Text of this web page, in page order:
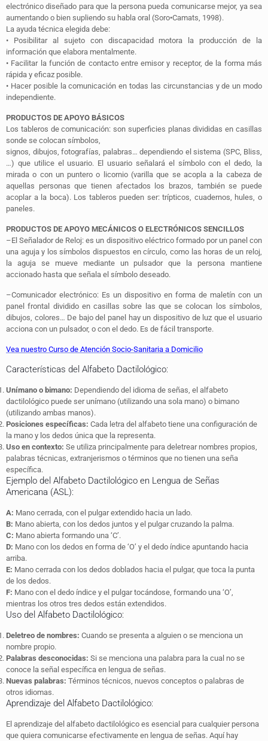
electrónico diseñado para que la persona pueda comunicarse mejor, ya sea
aumentando o bien supliendo su habla oral (Soro•Camats, 1998).
La ayuda técnica elegida debe:
• Posibilitar al sujeto con discapacidad motora la producción de la
información que elabora mentalmente.
• Facilitar la función de contacto entre emisor y receptor, de la forma más
rápida y eficaz posible.
• Hacer posible la comunicación en todas las circunstancias y de un modo
independiente.
PRODUCTOS DE APOYO BÁSICOS
Los tableros de comunicación: son superficies planas divididas en casillas
sonde se colocan símbolos,
signos, dibujos, fotografías, palabras… dependiendo el sistema (SPC, Bliss,
…) que utilice el usuario. El usuario señalará el símbolo con el dedo, la
mirada o con un puntero o licornio (varilla que se acopla a la cabeza de
aquellas personas que tienen afectados los brazos, también se puede
acoplar a la boca). Los tableros pueden ser: trípticos, cuadernos, hules, o
paneles.
PRODUCTOS DE APOYO MECÁNICOS O ELECTRÓNICOS SENCILLOS
–El Señalador de Reloj:es un dispositivo eléctrico formado por un panel con
una aguja y los símbolos dispuestos en círculo, como las horas de un reloj,
la aguja se mueve mediante un pulsador que la persona mantiene
accionado hasta que señala el símbolo deseado.
–Comunicador electrónico: Es un dispositivo en forma de maletín con un
panel frontal dividido en casillas sobre las que se colocan los símbolos,
dibujos, colores… De bajo del panel hay un dispositivo de luz que el usuario
acciona con un pulsador, o con el dedo. Es de fácil transporte.
Vea nuestro Curso de Atención Socio-Sanitaria a Domicilio
Características del Alfabeto Dactilológico:
Unímano o bimano: Dependiendo del idioma de señas, el alfabeto
dactilológico puede ser unímano (utilizando una sola mano) o bimano
(utilizando ambas manos).
Posiciones específicas: Cada letra del alfabeto tiene una configuración de
la mano y los dedos única que la representa.
Uso en contexto: Se utiliza principalmente para deletrear nombres propios,
palabras técnicas, extranjerismos o términos que no tienen una seña
específica.
Ejemplo del Alfabeto Dactilológico en Lengua de Señas
Americana (ASL):
A: Mano cerrada, con el pulgar extendido hacia un lado.
B: Mano abierta, con los dedos juntos y el pulgar cruzando la palma.
C: Mano abierta formando una ‘C’.
D: Mano con los dedos en forma de ‘O’ y el dedo índice apuntando hacia
arriba.
E: Mano cerrada con los dedos doblados hacia el pulgar, que toca la punta
de los dedos.
F: Mano con el dedo índice y el pulgar tocándose, formando una ‘O’,
mientras los otros tres dedos están extendidos.
Uso del Alfabeto Dactilológico:
Deletreo de nombres: Cuando se presenta a alguien o se menciona un
nombre propio.
Palabras desconocidas: Si se menciona una palabra para la cual no se
conoce la señal específica en lengua de señas.
Nuevas palabras: Términos técnicos, nuevos conceptos o palabras de
otros idiomas.
Aprendizaje del Alfabeto Dactilológico:
El aprendizaje del alfabeto dactilológico es esencial para cualquier persona
que quiera comunicarse efectivamente en lengua de señas. Aquí hay